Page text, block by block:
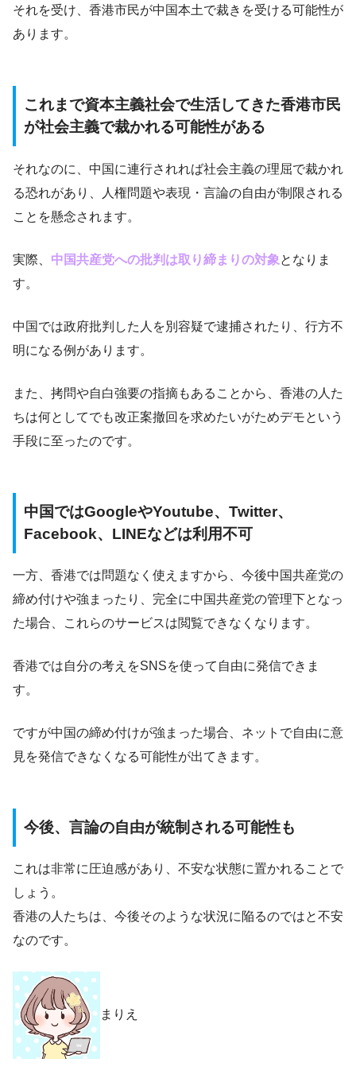
それを受け、香港市民が中国本土で裁きを受ける可能性が
あります。
これまで資本主義社会で生活してきた香港市民
が社会主義で裁かれる可能性がある
それなのに、中国に連行されれば社会主義の理屈で裁かれ
る恐れがあり、人権問題や表現・言論の自由が制限される
ことを懸念されます。
実際、 中国共産党への批判は取り締まりの対象 となりま
す。
中国では政府批判した人を別容疑で逮捕されたり、行方不
明になる例があります。
また、拷問や自白強要の指摘もあることから、香港の人た
ちは何としてでも改正案撤回を求めたいがためデモという
手段に至ったのです。
中国ではGoogleやYoutube、Twitter、
Facebook、LINEなどは利用不可
一方、香港では問題なく使えますから、今後中国共産党の
締め付けや強まったり、完全に中国共産党の管理下となっ
た場合、これらのサービスは閲覧できなくなります。
香港では自分の考えをSNSを使って自由に発信できま
す。
ですが中国の締め付けが強まった場合、ネットで自由に意
見を発信できなくなる可能性が出てきます。
今後、言論の自由が統制される可能性も
これは非常に圧迫感があり、不安な状態に置かれることで
しょう。
香港の人たちは、今後そのような状況に陥るのではと不安
なのです。
まりえ